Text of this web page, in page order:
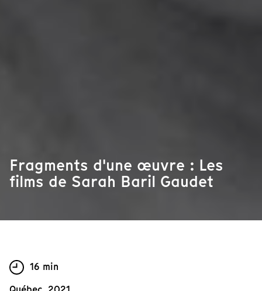
Fragments d'une œuvre : Les
films de Sarah Baril Gaudet
16 min